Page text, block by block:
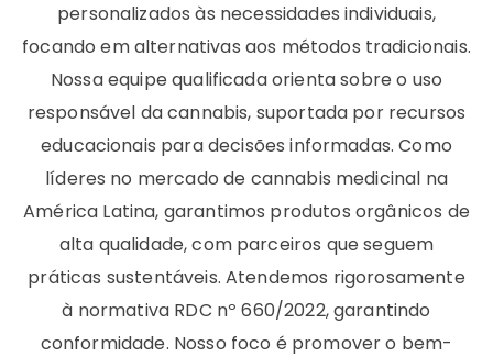
personalizados às necessidades individuais,
focando em alternativas aos métodos tradicionais.
Nossa equipe qualificada orienta sobre o uso
responsável da cannabis, suportada por recursos
educacionais para decisões informadas. Como
líderes no mercado de cannabis medicinal na
América Latina, garantimos produtos orgânicos de
alta qualidade, com parceiros que seguem
práticas sustentáveis. Atendemos rigorosamente
à normativa RDC nº 660/2022, garantindo
conformidade. Nosso foco é promover o bem-